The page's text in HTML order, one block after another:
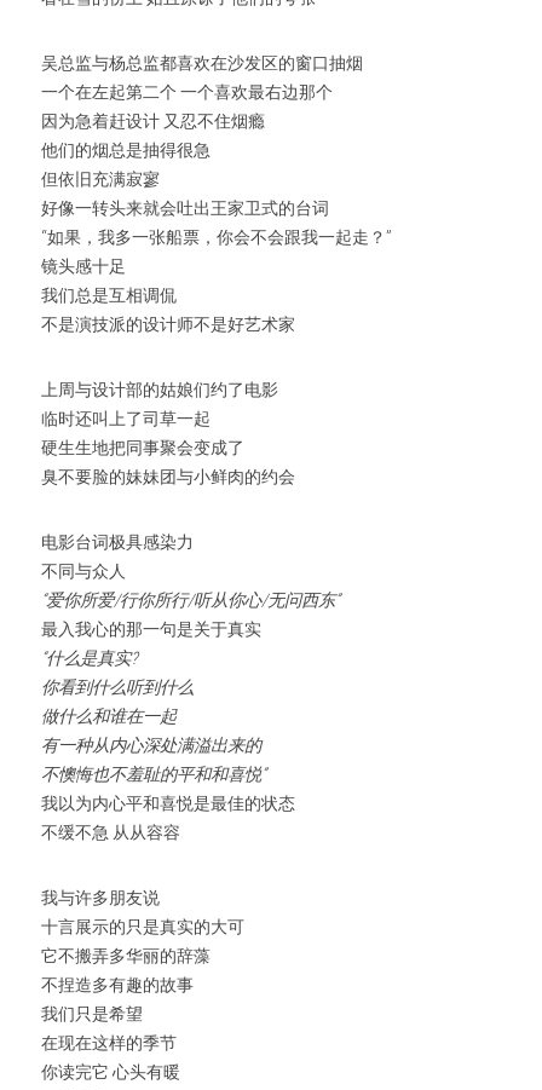
吴总监与杨总监都喜欢在沙发区的窗口抽烟
一个在左起第二个 一个喜欢最右边那个
因为急着赶设计 又忍不住烟瘾
他们的烟总是抽得很急
但依旧充满寂寥
好像一转头来就会吐出王家卫式的台词
“如果，我多一张船票，你会不会跟我一起走？”
镜头感十足
我们总是互相调侃
不是演技派的设计师不是好艺术家
上周与设计部的姑娘们约了电影
临时还叫上了司草一起
硬生生地把同事聚会变成了
臭不要脸的妹妹团与小鲜肉的约会
电影台词极具感染力
不同与众人
“爱你所爱/行你所行/听从你心/无问西东”
最入我心的那一句是关于真实
“什么是真实?
你看到什么听到什么
做什么和谁在一起
有一种从内心深处满溢出来的
不懊悔也不羞耻的平和和喜悦”
我以为内心平和喜悦是最佳的状态
不缓不急 从从容容
我与许多朋友说
十言展示的只是真实的大可
它不搬弄多华丽的辞藻
不捏造多有趣的故事
我们只是希望
在现在这样的季节
你读完它 心头有暖